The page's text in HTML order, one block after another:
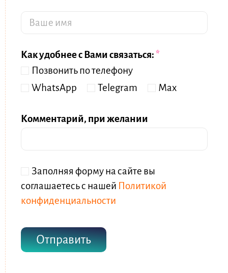
м
е
*
Как удобнее с Вами связаться:*
Позвонить по телефону
WhatsApp
Telegram Мах
Комментарий, при желании
е
к
о
к
с
Заполняя форму на сайте вы
соглашаетесь с нашей Политикой
конфиденциальности
Отправить